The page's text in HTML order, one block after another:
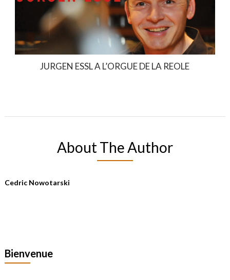
JURGEN ESSL A L’ORGUE DE LA REOLE
About The Author
Cedric Nowotarski
Bienvenue